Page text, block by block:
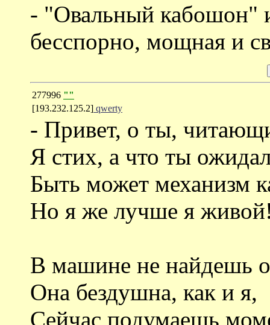
- "Овальный кабошон"
бесспорно, мощная и
277996 ""
[193.232.125.2] qwerty
- Привет, о ты,
Я стих, а что ты
Быть может механизм
Но я же лучше я
В машине не найдешь
Она бездушна, как и я,
Сейчас подумаешь